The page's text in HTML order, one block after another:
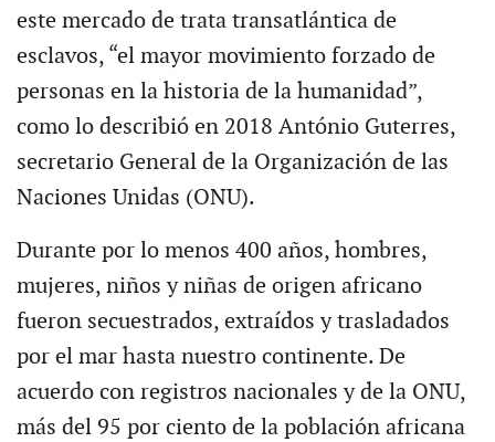
este mercado de trata transatlántica de
esclavos, “el mayor movimiento forzado de
personas en la historia de la humanidad”,
como lo describió en 2018 António Guterres,
secretario General de la Organización de las
Naciones Unidas (ONU).
Durante por lo menos 400 años, hombres,
mujeres, niños y niñas de origen africano
fueron secuestrados, extraídos y trasladados
por el mar hasta nuestro continente. De
acuerdo con registros nacionales y de la ONU,
más del 95 por ciento de la población africana